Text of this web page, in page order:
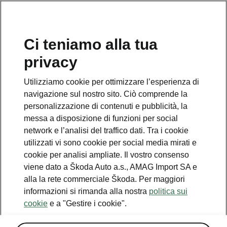
This page is a supplementary page of the opening page.
Get back to the opening page.
Simply Clever
Ci teniamo alla tua
privacy
Utilizziamo cookie per ottimizzare l’esperienza di
navigazione sul nostro sito. Ciò comprende la
personalizzazione di contenuti e pubblicità, la
messa a disposizione di funzioni per social
network e l’analisi del traffico dati. Tra i cookie
utilizzati vi sono cookie per social media mirati e
cookie per analisi ampliate. Il vostro consenso
viene dato a Škoda Auto a.s., AMAG Import SA e
alla la rete commerciale Škoda. Per maggiori
informazioni si rimanda alla nostra politica sui
cookie e a "Gestire i cookie".